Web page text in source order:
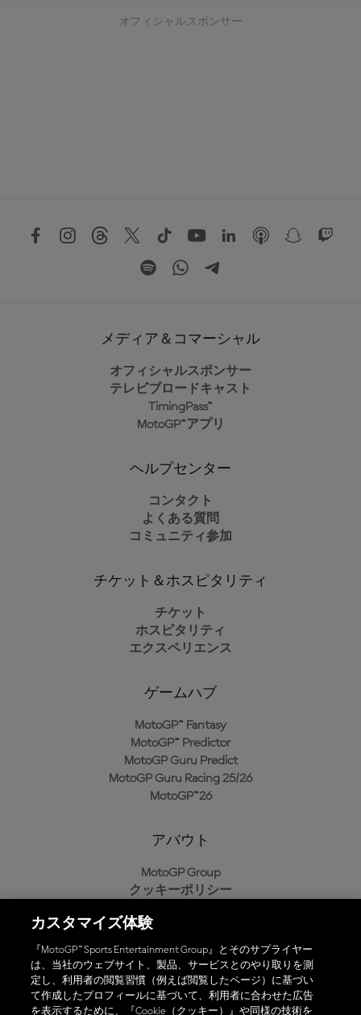
オフィシャルスポンサー
メディア＆コマーシャル
オフィシャルスポンサー
テレビブロードキャスト
TimingPass™
MotoGP™アプリ
ヘルプセンター
コンタクト
よくある質問
コミュニティ参加
チケット＆ホスピタリティ
チケット
ホスピタリティ
エクスペリエンス
ゲームハブ
MotoGP™ Fantasy
MotoGP™ Predictor
MotoGP Guru Predict
MotoGP Guru Racing 25/26
MotoGP™26
アバウト
MotoGP Group
クッキーポリシー
プライバシーポリシー
購入ポリシー
オフィシャルアプリ
カスタマイズ体験
『MotoGP™ Sports Entertainment Group』とそのサプライヤー
は、当社のウェブサイト、製品、サービスとのやり取りを測
定し、利用者の閲覧習慣（例えば閲覧したページ）に基づい
て作成したプロフィールに基づいて、利用者に合わせた広告
を表示するために、『Cookie（クッキー）』や同様の技術を